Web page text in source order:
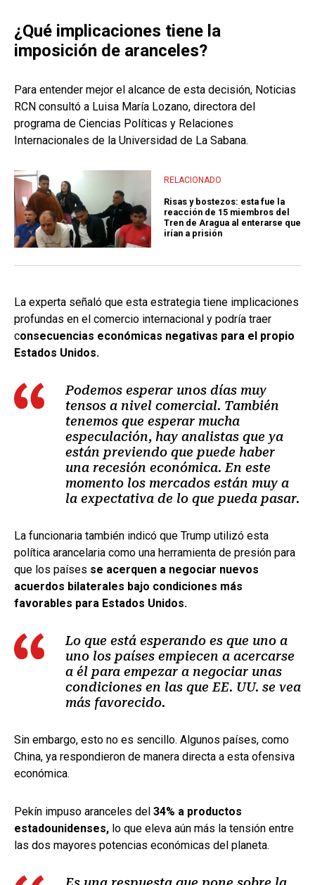
¿Qué implicaciones tiene la
imposición de aranceles?
Para entender mejor el alcance de esta decisión, Noticias
RCN consultó a Luisa María Lozano, directora del
programa de Ciencias Políticas y Relaciones
Internacionales de la Universidad de La Sabana.
RELACIONADO
Risas y bostezos: esta fue la
reacción de 15 miembros del
Tren de Aragua al enterarse que
irían a prisión
La experta señaló que esta estrategia tiene implicaciones
profundas en el comercio internacional y podría traer
consecuencias económicas negativas para el propio
Estados Unidos.
Podemos esperar unos días muy
tensos a nivel comercial. También
tenemos que esperar mucha
especulación, hay analistas que ya
están previendo que puede haber
una recesión económica. En este
momento los mercados están muy a
la expectativa de lo que pueda pasar.
La funcionaria también indicó que Trump utilizó esta
política arancelaria como una herramienta de presión para
que los países se acerquen a negociar nuevos
acuerdos bilaterales bajo condiciones más
favorables para Estados Unidos.
Lo que está esperando es que uno a
uno los países empiecen a acercarse
a él para empezar a negociar unas
condiciones en las que EE. UU. se vea
más favorecido.
Sin embargo, esto no es sencillo. Algunos países, como
China, ya respondieron de manera directa a esta ofensiva
económica.
Pekín impuso aranceles del 34% a productos
estadounidenses, lo que eleva aún más la tensión entre
las dos mayores potencias económicas del planeta.